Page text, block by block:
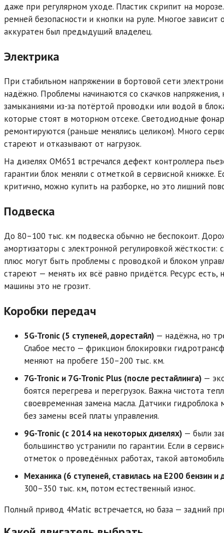
даже при регулярном уходе. Пластик скрипит на
ремней безопасности и кнопки на руле. Многое зависит
аккуратен был предыдущий владелец.
Электрика
При стабильном напряжении в бортовой сети
надёжно. Проблемы начинаются со скачков напряжения,
замыканиями из-за потёртой проводки или водой в
которые стоят в моторном отсеке. Светодиодные
ремонтируются (раньше менялись целиком). Много
стареют и отказывают от нагрузок.
На дизелях OM651 встречался дефект контроллера
гарантии блок меняли с отметкой в сервисной книжке.
критично, можно купить на разборке, но это лишний
Подвеска
До 80–100 тыс. км подвеска обычно не беспокоит.
амортизаторы с электронной регулировкой жёсткости:
плюс могут быть проблемы с проводкой и блоком
стареют — менять их всё равно придётся. Ресурс есть,
машины это не грозит.
Коробки передач
5G-Tronic (5 ступеней, дорестайл) — надёжна, но
Слабое место — фрикцион блокировки
меняют на пробеге 150–200 тыс. км.
7G-Tronic и 7G-Tronic Plus (после рестайлинга) —
боятся перегрева и перегрузок. Важна чистота
своевременная замена масла. Датчики гидроблока
без замены всей платы управления.
9G-Tronic (с 2014 на некоторых дизелях) — были
большинство устранили по гарантии. Если в
отметок о проведённых работах, такой
Механика (6 ступеней, ставилась на E200 бензин и
300–350 тыс. км, потом естественный износ.
Полный привод 4Matic встречается, но база — задний